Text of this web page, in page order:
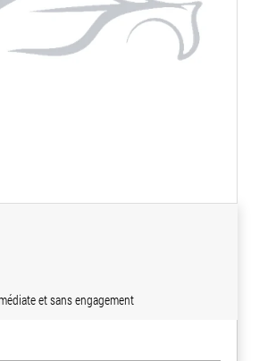
et sans engagement